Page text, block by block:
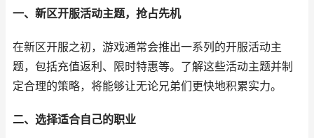
一、新区开服活动主题，抢占先机
在新区开服之初，游戏通常会推出一系列的开服活动主
题，包括充值返利、限时特惠等。了解这些活动主题并制
定合理的策略，将能够让无论兄弟们更快地积累实力。
二、选择适合自己的职业